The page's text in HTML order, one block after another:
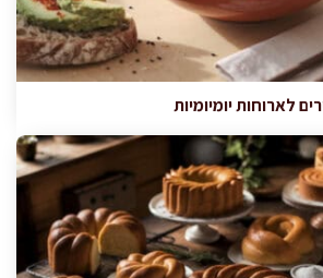
לארוחות יומיומיות